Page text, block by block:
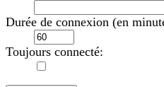
Durée de connexion (en
Toujours connecté: